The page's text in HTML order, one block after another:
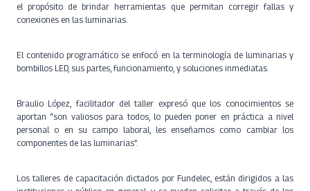
el propósito de brindar herramientas que permitan corregir fallas y
conexiones en las luminarias.
El contenido programático se enfocó en la terminología de luminarias y
bombillos LED, sus partes, funcionamiento, y soluciones inmediatas.
Braulio López, facilitador del taller expresó que los conocimientos se
aportan “son valiosos para todos, lo pueden poner en práctica a nivel
personal o en su campo laboral, les enseñamos como cambiar los
componentes de las luminarias”.
Los talleres de capacitación dictados por Fundelec, están dirigidos a las